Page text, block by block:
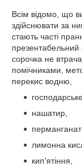
Всім відомо, що
здійснювати за
стають часті
презентабельний
сорочка не
помічниками,
перекис водню,
нашатир,
лимонна
кип'ятіння,